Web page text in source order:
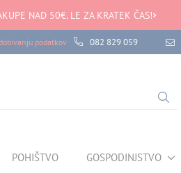
NAD 50€. LE ZA KRATEK ČAS!
podatkov 082 829 059
POHIŠTVO GOSPODINJSTVO